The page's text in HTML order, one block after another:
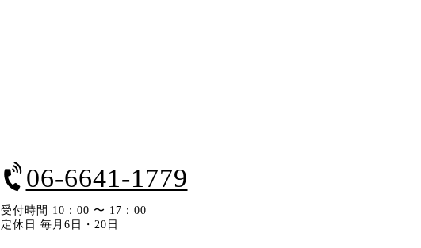
06-6641-1779
受付時間 10：00 〜 17：00
定休日 毎月6日・20日